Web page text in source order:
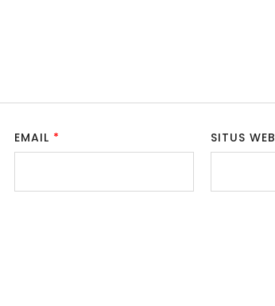
EMAIL * SITUS WEB